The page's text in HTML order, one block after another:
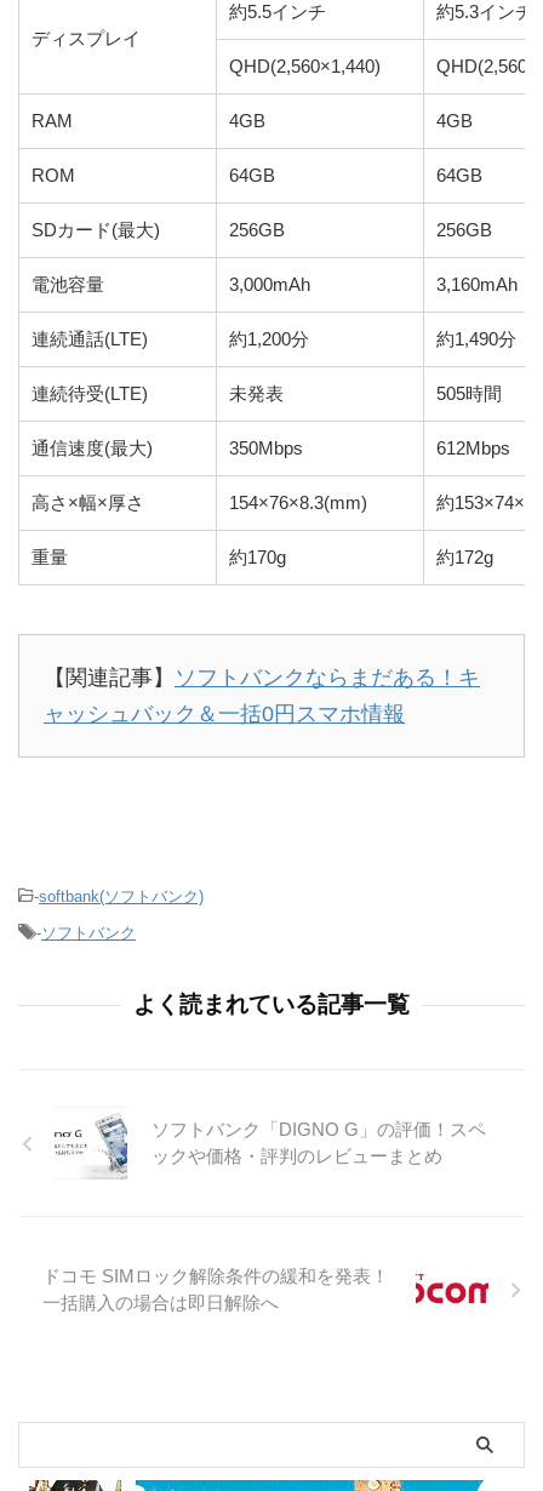
ディスプレイ
約5.5インチ 約5.3インチ
QHD(2,560×1,440)
RAM 4GB 4GB
ROM 64GB 64GB
SDカード(最大) 256GB 256GB
電池容量 3,000mAh 3,160mAh
連続通話(LTE) 約1,200分 約1,490分
連続待受(LTE) 未発表 505時間
通信速度(最大) 350Mbps 612Mbps
高さ×幅×厚さ 154×76×8.3(mm) 約
重量 約170g 約172g
【関連記事】 ソフトバンクならまだある！キ
ャッシュバック＆一括0円スマホ情報
-softbank(ソフトバンク)
-ソフトバンク
よく読まれている記事一覧
ソフトバンク「DIGNO G」の評価！スペ
ックや価格・評判のレビューまとめ
ドコモ SIMロック解除条件の緩和を発表！
一括購入の場合は即日解除へ